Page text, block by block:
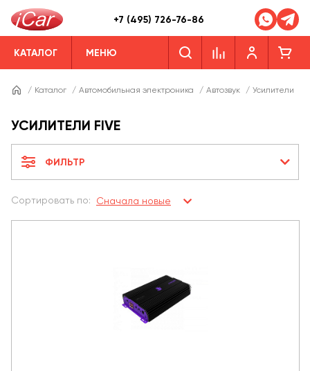
+7 (495) 726-76-86
КАТАЛОГ МЕНЮ
/ Каталог / Автомобильная электроника / Автозвук / Усилители
УСИЛИТЕЛИ FIVE
ФИЛЬТР
Сортировать по: Сначала новые